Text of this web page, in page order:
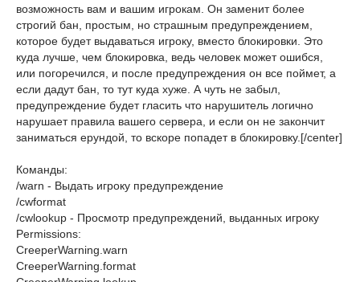
возможность вам и вашим игрокам. Он заменит более
строгий бан, простым, но страшным предупреждением,
которое будет выдаваться игроку, вместо блокировки. Это
куда лучше, чем блокировка, ведь человек может ошибся,
или погоречился, и после предупреждения он все поймет, а
если дадут бан, то тут куда хуже. А чуть не забыл,
предупреждение будет гласить что нарушитель логично
нарушает правила вашего сервера, и если он не закончит
заниматься ерундой, то вскоре попадет в блокировку.[/center]
Команды:
/warn - Выдать игроку предупреждение
/cwformat
/cwlookup - Просмотр предупреждений, выданных игроку
Permissions:
CreeperWarning.warn
CreeperWarning.format